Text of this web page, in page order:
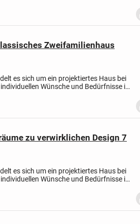
Zwei­fa­mi­li­en­haus
es sich um ein projektiertes Haus bei
Wünsche und Bedürfnisse in
zu verwirklichen Design 7
es sich um ein projektiertes Haus bei
Wünsche und Bedürfnisse in